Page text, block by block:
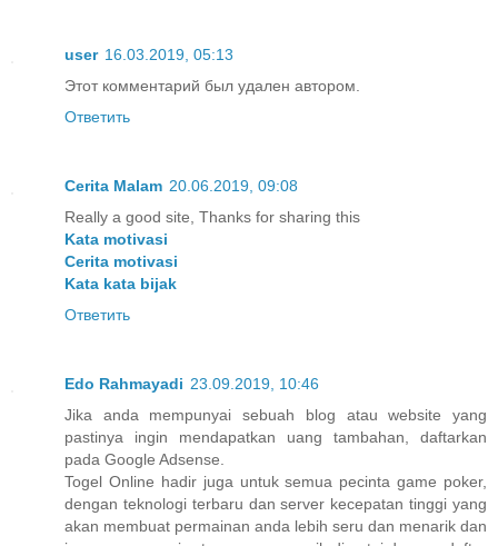
user 16.03.2019, 05:13
Этот комментарий был удален автором.
Ответить
Cerita Malam 20.06.2019, 09:08
Really a good site, Thanks for sharing this
Kata motivasi
Cerita motivasi
Kata kata bijak
Ответить
Edo Rahmayadi 23.09.2019, 10:46
Jika anda mempunyai sebuah blog atau website yang
pastinya ingin mendapatkan uang tambahan, daftarkan
pada Google Adsense.
Togel Online hadir juga untuk semua pecinta game poker,
dengan teknologi terbaru dan server kecepatan tinggi yang
akan membuat permainan anda lebih seru dan menarik dan